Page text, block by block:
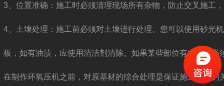
3、位置准确：施工时必须清理现场所有杂物，防止交叉施工
4、土壤处理：施工前必须对土壤进行处理。您可以使用砂光
板，如有油渍，应使用清洁剂清除。如果某些部位有水分，必
在制作环氧压机之前，对原基材的综合处理是保证施工质量